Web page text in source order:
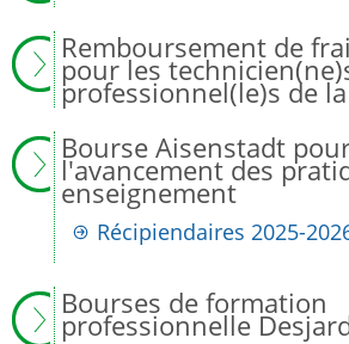
Remboursement de
pour les
professionnel(le)s de
Bourse Aisenstadt
l'avancement des
enseignement
Récipiendaires 2025-
Bourses de formation
professionnelle